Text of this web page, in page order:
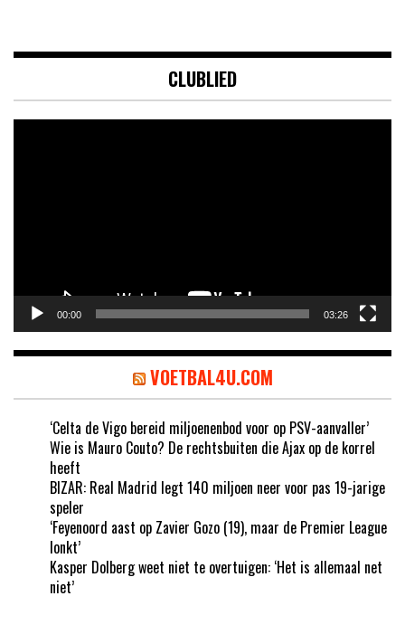
CLUBLIED
00:00 03:26
VOETBAL4U.COM
‘Celta de Vigo bereid miljoenenbod voor op PSV-aanvaller’
Wie is Mauro Couto? De rechtsbuiten die Ajax op de korrel
heeft
BIZAR: Real Madrid legt 140 miljoen neer voor pas 19-jarige
speler
‘Feyenoord aast op Zavier Gozo (19), maar de Premier League
lonkt’
Kasper Dolberg weet niet te overtuigen: ‘Het is allemaal net
niet’